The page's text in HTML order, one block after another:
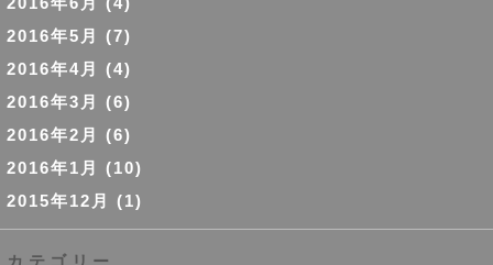
2016年5月
(7)
2016年4月
(4)
2016年3月
(6)
2016年2月
(6)
2016年1月
(10)
2015年12月
(1)